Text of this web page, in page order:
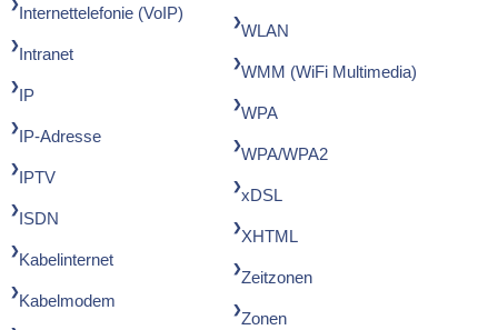
Internettelefonie (VoIP)
Intranet
IP
IP-Adresse
IPTV
ISDN
Kabelinternet
Kabelmodem
WLAN
WMM (WiFi Multimedia)
WPA
WPA/WPA2
xDSL
XHTML
Zeitzonen
Zonen